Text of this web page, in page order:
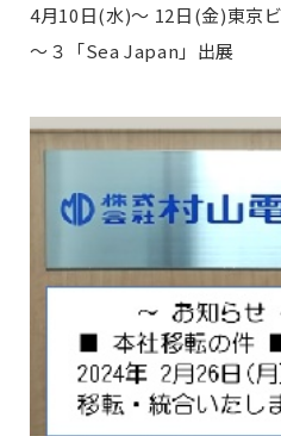
4月10日(水)～ 12日(金)東京
～３「Sea Japan」出展